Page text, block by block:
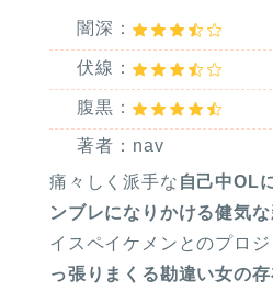
闇深：
伏線：
腹黒：
著者：nav
痛々しく派手な 自己中OL
ンブレになりかける健気
イスペイケメンとのプロジ
っ張りまくる勘違い女の